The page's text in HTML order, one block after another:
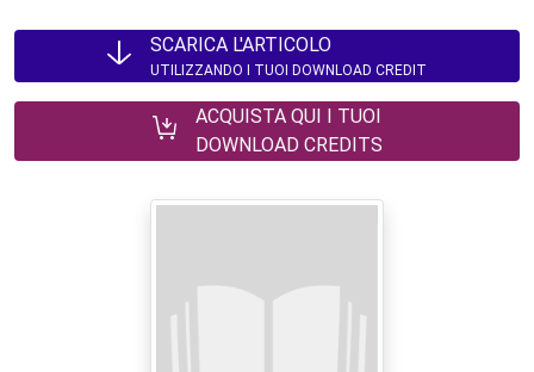
SCARICA L'ARTICOLO
UTILIZZANDO I TUOI DOWNLOAD CREDIT
ACQUISTA QUI I TUOI
DOWNLOAD CREDITS